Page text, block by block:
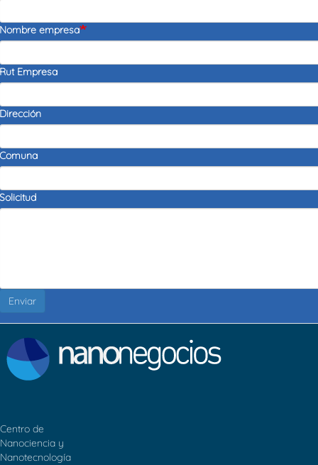
Nombre empresa
Rut Empresa
Dirección
Comuna
Solicitud
Enviar
Centro de
Nanociencia y
Nanotecnología